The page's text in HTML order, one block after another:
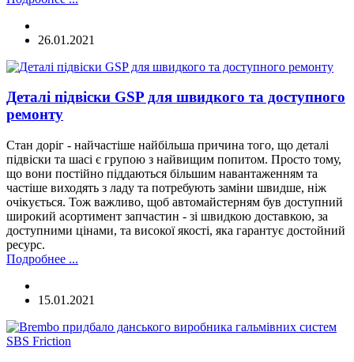
26.01.2021
Деталі підвіски GSP для швидкого та доступного
ремонту
Стан доріг - найчастіше найбільша причина того, що деталі
підвіски та шасі є групою з найвищим попитом. Просто тому,
що вони постійно піддаються більшим навантаженням та
частіше виходять з ладу та потребують заміни швидше, ніж
очікується. Тож важливо, щоб автомайстерням був доступний
широкий асортимент запчастин - зі швидкою доставкою, за
доступними цінами, та високої якості, яка гарантує достойний
ресурс.
Подробнее ...
15.01.2021